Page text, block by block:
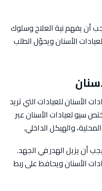
أن يفهم نية العلاج وسلوك
الأسنان ويحوّل الطلب
للعيادات التي تريد
سيو لعيادات الأسنان عبر
والهيكل الداخلي.
أن يزيل الهدر في الجهد.
الأسنان ويحافظ على ربط